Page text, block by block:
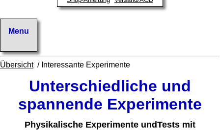
Übersicht/ Interessante Experimente
Unterschiedliche und
spannende Experimente
Physikalische Experimente undTests mit